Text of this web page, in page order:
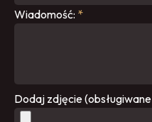
Wiadomość: *
Dodaj zdjęcie